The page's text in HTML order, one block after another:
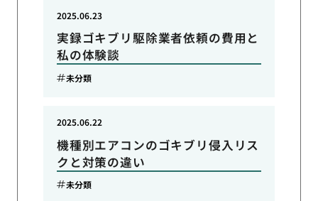
実録ゴキブリ駆除業者依頼の費用と
私の体験談
2025.06.23
未分類
機種別エアコンのゴキブリ侵入リス
クと対策の違い
2025.06.22
未分類